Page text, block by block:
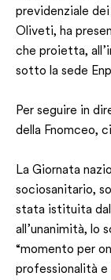
previdenziale
Oliveti, ha
che proietta,
sotto la sede
Per seguire in
della Fnomceo,
La Giornata
sociosanitario,
stata istituita dal
all’unanimità, lo
“momento per
professionalità e